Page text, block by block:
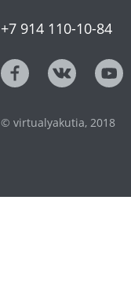
+7 914 110-10-84
© virtualyakutia, 2018